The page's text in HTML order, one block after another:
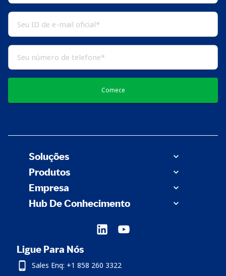
Comece
Soluções
Produtos
Empresa
Hub De Conhecimento
Ligue Para Nós
Sales Enq: +1 858 260 3322